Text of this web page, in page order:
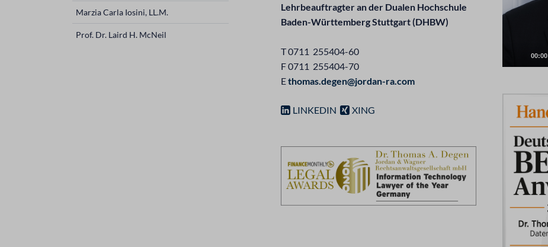
Lehrbeauftragter an der Dualen Hochschule
Baden-Württemberg Stuttgart (DHBW)
T 0711 255404-60
F 0711 255404-70
Ethomas.degen@jordan-ra.com
LINKEDIN XING
00:00
Marzia Carla Iosini, LL.M.
Prof. Dr. Laird H. McNeil